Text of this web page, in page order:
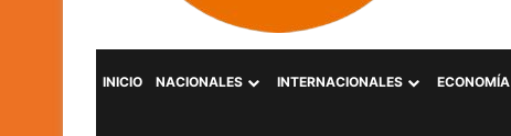
INICIO NACIONALES INTERNACIONALES ECONOMÍA